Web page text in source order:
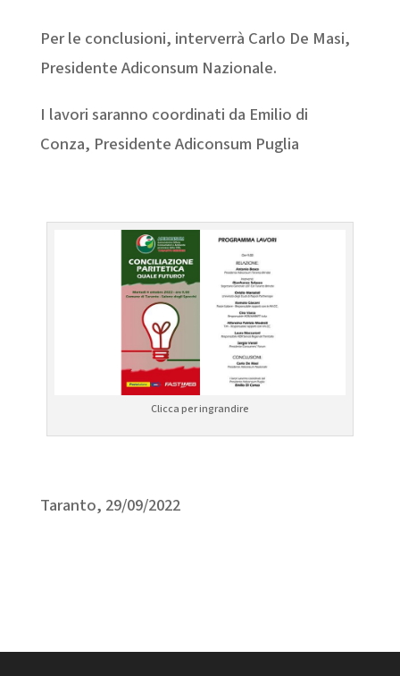
Per le conclusioni, interverrà Carlo De Masi,
Presidente Adiconsum Nazionale.
I lavori saranno coordinati da Emilio di
Conza, Presidente Adiconsum Puglia
Clicca per ingrandire
Taranto, 29/09/2022